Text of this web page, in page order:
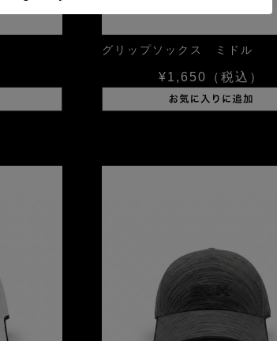
グリップソックス ミドル
¥1,650 （税込）